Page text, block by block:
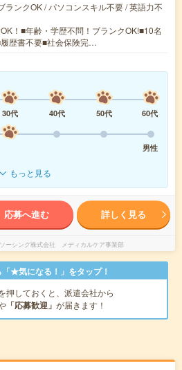
ランクOK / パソコンスキル不要 / 英語力不
！■年齢・学歴不問！ブランクOK!■10名
歴書不要■社会保険完…
30代 40代 50代
60代
男性
もっと見る
応募へ進む 詳しく見る
ーシング株式会社 メディカルケア事業部
★気になる！」をタップ！
押しておくと、派遣会社から
「応募歓迎」 が届きます！